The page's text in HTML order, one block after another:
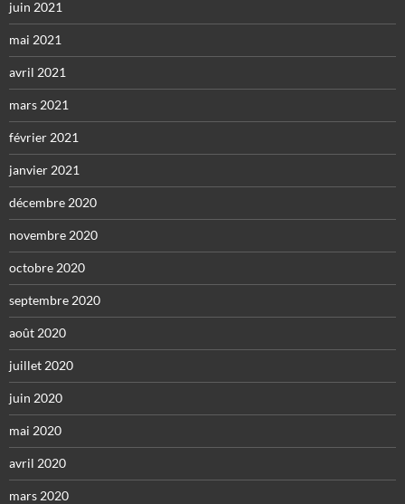
juin 2021
mai 2021
avril 2021
mars 2021
février 2021
janvier 2021
décembre 2020
novembre 2020
octobre 2020
septembre 2020
août 2020
juillet 2020
juin 2020
mai 2020
avril 2020
mars 2020